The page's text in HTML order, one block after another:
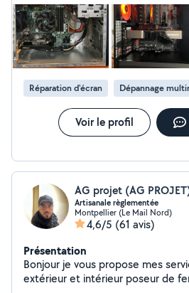
Réparation d'écran Dépannage
Voir le profil
AG projet (AG
Artisanale règlementée
Montpellier (Le Mail Nord)
4,6/5 (61 avis)
Présentation
Bonjour je vous propose mes
extérieur et intérieur poseur de